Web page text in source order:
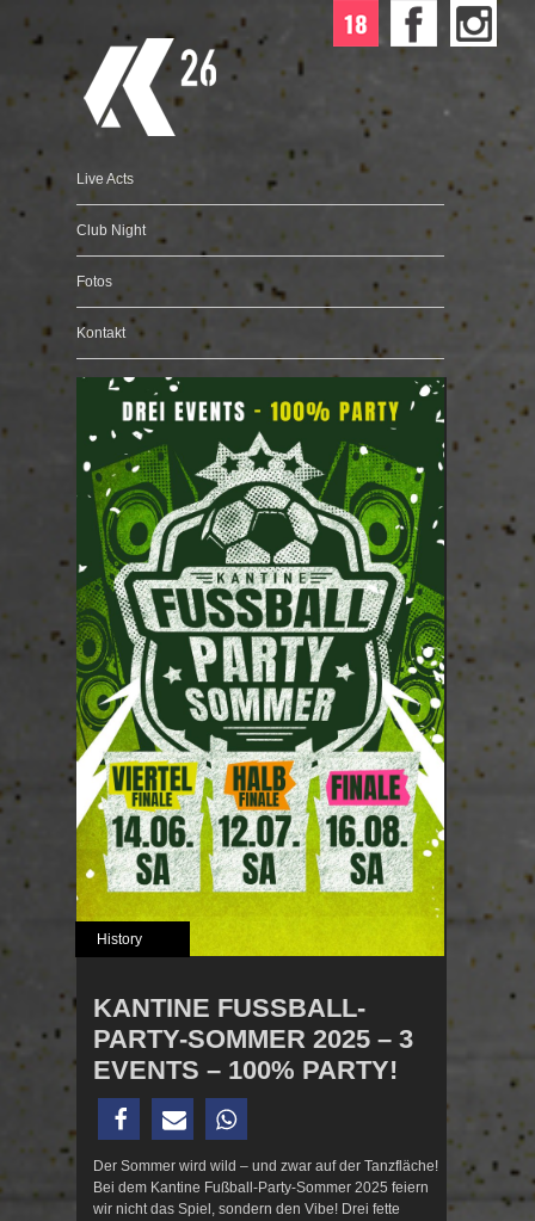
Live Acts
Club Night
Fotos
Kontakt
History
KANTINE FUSSBALL-P
ARTY-SOMMER 2025 – 3 E
VENTS – 100% PARTY!
Der Sommer wird wild – und zwar auf der Tanzfläche!
Bei dem Kantine Fußball-Party-Sommer 2025 feiern
wir nicht das Spiel, sondern den Vibe! Drei fette